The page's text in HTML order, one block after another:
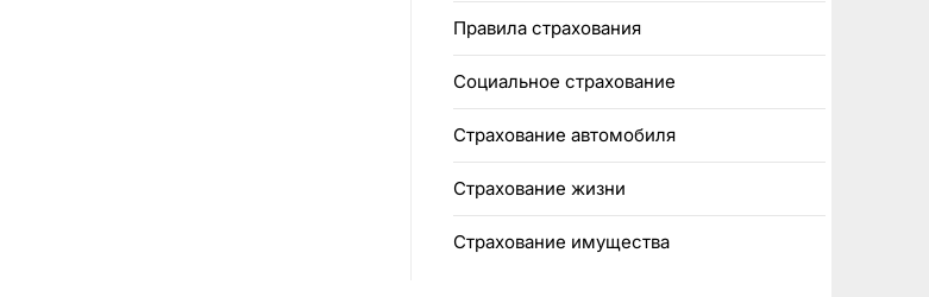
Правила страхования
Социальное страхование
Страхование автомобиля
Страхование жизни
Страхование имущества